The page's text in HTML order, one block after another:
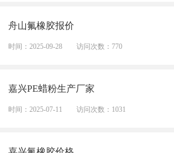
舟山氟橡胶报价
时间：2025-09-28 访问次数：770
嘉兴PE蜡粉生产厂家
时间：2025-07-11 访问次数：1031